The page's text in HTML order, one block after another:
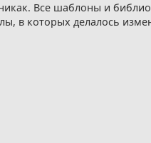
Все шаблоны и
в которых делалось